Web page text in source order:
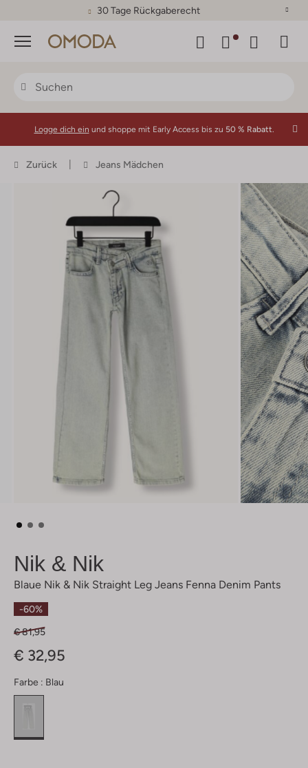
30 Tage Rückgaberecht
Menü
Logge dich ein und shoppe mit Early Access bis zu 50 % Rabatt.
Zurück Jeans Mädchen
Nik & Nik
Blaue Nik & Nik Straight Leg Jeans Fenna Denim Pants
-60%
€ 81,95
€ 32,95
Farbe : Blau